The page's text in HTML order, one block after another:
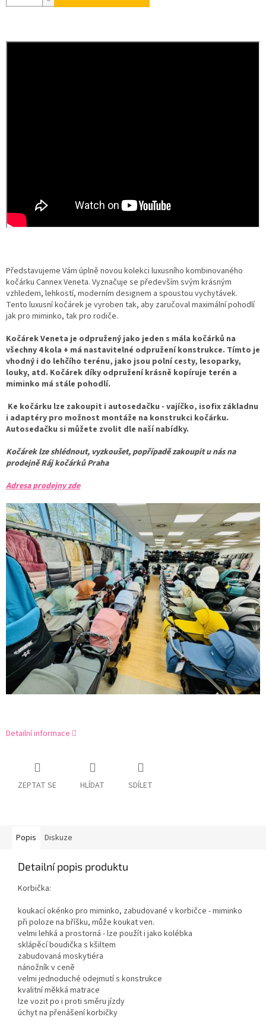
Představujeme Vám úplně novou kolekci luxusního kombinovaného
kočárku Cannex Veneta. Vyznačuje se především svým krásným
vzhledem, lehkostí, moderním designem a spoustou vychytávek.
Tento luxusní kočárek je vyroben tak, aby zaručoval maximální pohodlí
jak pro miminko, tak pro rodiče.
Kočárek Veneta je odpružený jako jeden s mála kočárků na
všechny 4 kola + má nastavitelné odpružení konstrukce. Tímto je
vhodný i do lehčího terénu, jako jsou polní cesty, lesoparky,
louky, atd. Kočárek díky odpružení krásně kopíruje terén a
miminko má stále pohodlí.
Ke kočárku lze zakoupit i autosedačku - vajíčko, isofix základnu
i adaptéry pro možnost montáže na konstrukci kočárku.
Autosedačku si můžete zvolit dle naší nabídky.
Kočárek lze shlédnout, vyzkoušet, popřípadě zakoupit u nás na
prodejně Ráj kočárků Praha
Adresa prodejny zde
Detailní informace
ZEPTAT SE HLÍDAT SDÍLET
Popis Diskuze
Detailní popis produktu
Korbička:
koukací okénko pro miminko, zabudované v korbičce - miminko
při poloze na bříšku, může koukat ven.
velmi lehká a prostorná - lze použít i jako kolébka
sklápěcí boudička s kšiltem
zabudovaná moskytiéra
nánožník v ceně
velmi jednoduché odejmutí s konstrukce
kvalitní měkká matrace
lze vozit po i proti směru jízdy
úchyt na přenášení korbičky